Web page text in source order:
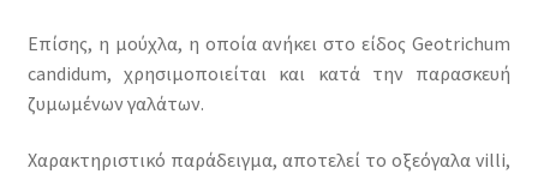
Επίσης, η μούχλα, η οποία ανήκει στο είδος Geotrichum
candidum, χρησιμοποιείται και κατά την παρασκευή
ζυμωμένων γαλάτων.
Χαρακτηριστικό παράδειγμα, αποτελεί το οξεόγαλα villi,